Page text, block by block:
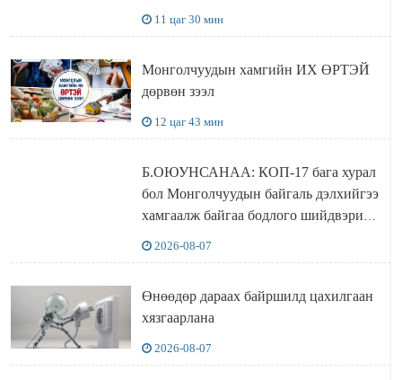
11 цаг 30 мин
Монголчуудын хамгийн ИХ ӨРТЭЙ
дөрвөн зээл
12 цаг 43 мин
Б.ОЮУНСАНАА: КОП-17 бага хурал
бол Монголчуудын байгаль дэлхийгээ
хамгаалж байгаа бодлого шийдвэрийг
2026-08-07
Өнөөдөр дараах байршилд цахилгаан
хязгаарлана
2026-08-07